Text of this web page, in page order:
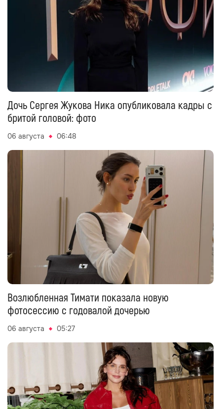
Дочь Сергея Жукова Ника опубликовала кадры с
бритой головой: фото
06 августа 06:48
Возлюбленная Тимати показала новую
фотосессию с годовалой дочерью
06 августа 05:27